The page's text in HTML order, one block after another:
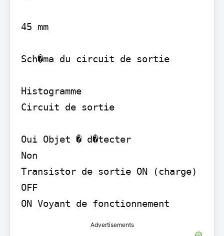
45 mm
Sch�ma du circuit de sortie
Histogramme
Circuit de sortie
Oui Objet � d�tecter
Non
Transistor de sortie ON (charge)
OFF
ON Voyant de fonctionnement
Advertisements